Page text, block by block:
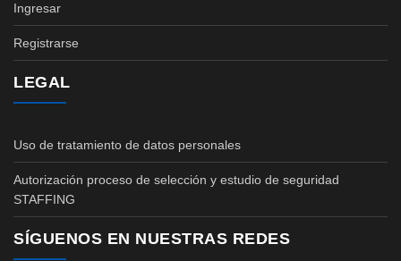
Ingresar
Registrarse
LEGAL
Uso de tratamiento de datos personales
Autorización proceso de selección y estudio de seguridad
STAFFING
SÍGUENOS EN NUESTRAS REDES